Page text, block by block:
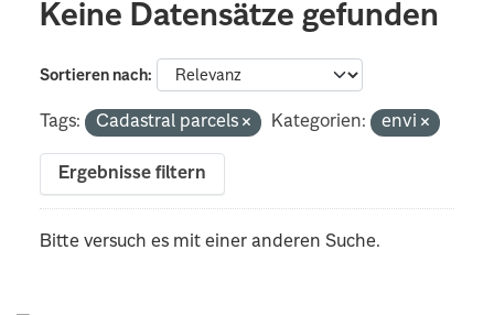
Keine Datensätze gefunden
Sortieren nach
Tags: Cadastral parcels Kategorien: envi
Ergebnisse filtern
Bitte versuch es mit einer anderen Suche.